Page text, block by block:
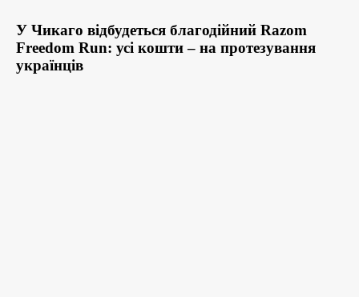
У Чикаго відбудеться благодійний Razom
Freedom Run: усі кошти – на протезування
українців